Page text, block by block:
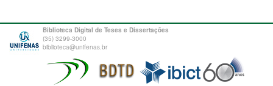
Biblioteca Digital de Teses e Dissertações
(35) 3299-3000
biblioteca@unifenas.br